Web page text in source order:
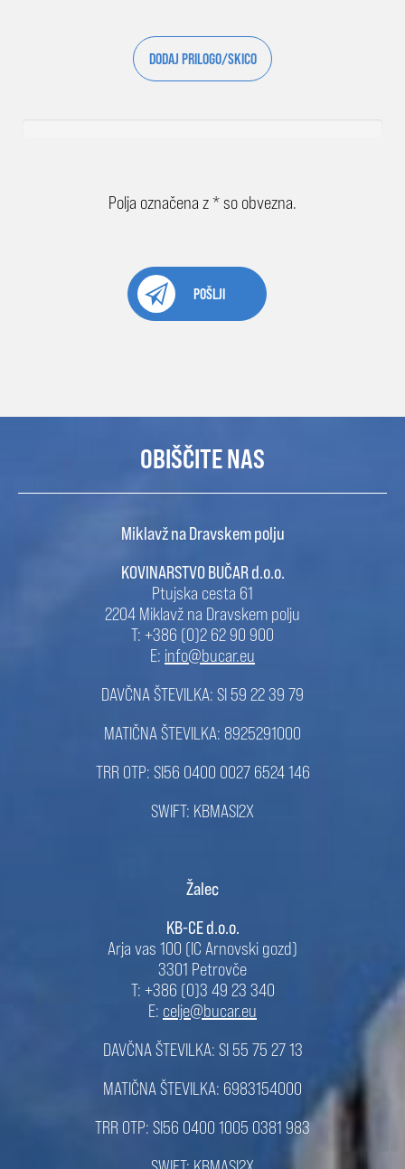
DODAJ PRILOGO/SKICO
Polja označena z * so obvezna.
POŠLJI
OBIŠČITE NAS
Miklavž na Dravskem polju
KOVINARSTVO BUČAR d.o.o.
Ptujska cesta 61
2204 Miklavž na Dravskem polju
T: +386 (0)2 62 90 900
E: info@bucar.eu
DAVČNA ŠTEVILKA: SI 59 22 39 79
MATIČNA ŠTEVILKA: 8925291000
TRR OTP: SI56 0400 0027 6524 146
SWIFT: KBMASI2X
Žalec
KB-CE d.o.o.
Arja vas 100 (IC Arnovski gozd)
3301 Petrovče
T: +386 (0)3 49 23 340
E: celje@bucar.eu
DAVČNA ŠTEVILKA: SI 55 75 27 13
MATIČNA ŠTEVILKA: 6983154000
TRR OTP: SI56 0400 1005 0381 983